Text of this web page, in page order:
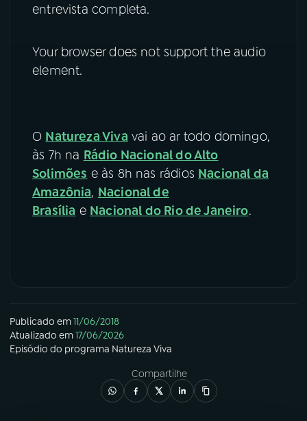
entrevista completa.
Your browser does not support the audio
element.
O Natureza Viva vai ao ar todo domingo,
às 7h na Rádio Nacional do Alto
Solimões e às 8h nas rádios Nacional da
Amazônia, Nacional de
Brasília e Nacional do Rio de Janeiro.
Publicado em11/06/2018
Atualizado em17/06/2026
Episódio do programa Natureza Viva
Compartilhe